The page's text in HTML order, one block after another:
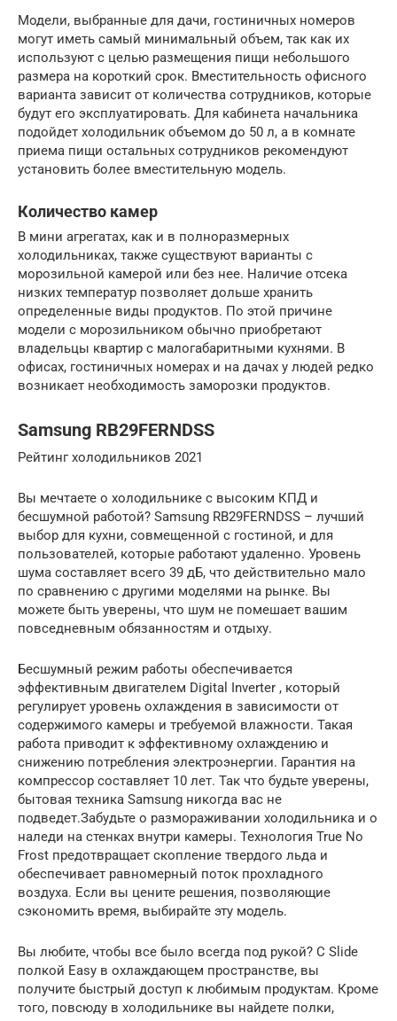
Модели, выбранные для дачи, гостиничных номеров
могут иметь самый минимальный объем, так как их
используют с целью размещения пищи небольшого
размера на короткий срок. Вместительность офисного
варианта зависит от количества сотрудников, которые
будут его эксплуатировать. Для кабинета начальника
подойдет холодильник объемом до 50 л, а в комнате
приема пищи остальных сотрудников рекомендуют
установить более вместительную модель.
Количество камер
В мини агрегатах, как и в полноразмерных
холодильниках, также существуют варианты с
морозильной камерой или без нее. Наличие отсека
низких температур позволяет дольше хранить
определенные виды продуктов. По этой причине
модели с морозильником обычно приобретают
владельцы квартир с малогабаритными кухнями. В
офисах, гостиничных номерах и на дачах у людей редко
возникает необходимость заморозки продуктов.
Samsung RB29FERNDSS
Рейтинг холодильников 2021
Вы мечтаете о холодильнике с высоким КПД и
бесшумной работой? Samsung RB29FERNDSS – лучший
выбор для кухни, совмещенной с гостиной, и для
пользователей, которые работают удаленно. Уровень
шума составляет всего 39 дБ, что действительно мало
по сравнению с другими моделями на рынке. Вы
можете быть уверены, что шум не помешает вашим
повседневным обязанностям и отдыху.
Бесшумный режим работы обеспечивается
эффективным двигателем Digital Inverter , который
регулирует уровень охлаждения в зависимости от
содержимого камеры и требуемой влажности. Такая
работа приводит к эффективному охлаждению и
снижению потребления электроэнергии. Гарантия на
компрессор составляет 10 лет. Так что будьте уверены,
бытовая техника Samsung никогда вас не
подведет.Забудьте о размораживании холодильника и о
наледи на стенках внутри камеры. Технология True No
Frost предотвращает скопление твердого льда и
обеспечивает равномерный поток прохладного
воздуха. Если вы цените решения, позволяющие
сэкономить время, выбирайте эту модель.
Вы любите, чтобы все было всегда под рукой? С Slide
полкой Easy в охлаждающем пространстве, вы
получите быстрый доступ к любимым продуктам. Кроме
того, повсюду в холодильнике вы найдете полки,